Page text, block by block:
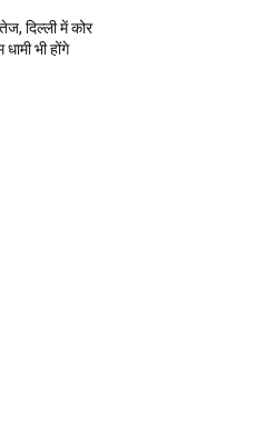
दिल्ली में कोर
भी होंगे